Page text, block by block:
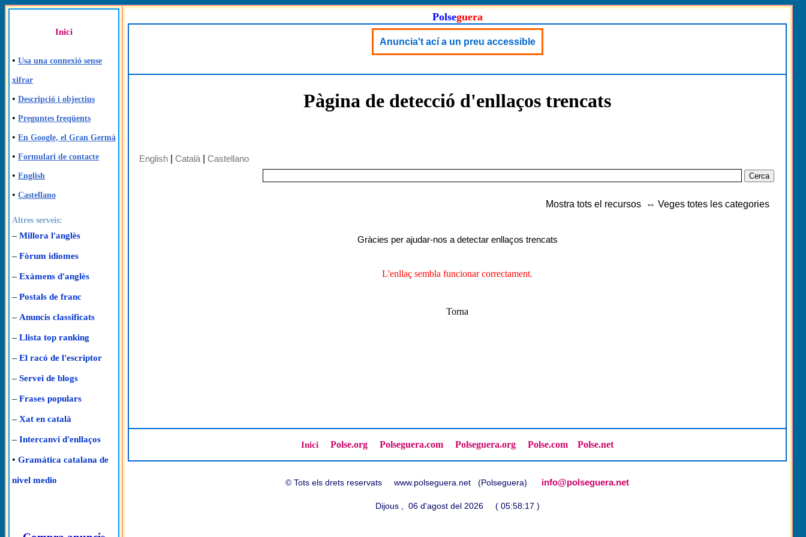
Inici
• Usa una connexió sense
xifrar
• Descripció i objectius
• Preguntes freqüents
• En Google, el Gran Germà
• Formulari de contacte
• English
• Castellano
Altres serveis:
– Millora l'anglès
– Fòrum idiomes
– Exàmens d'anglès
– Postals de franc
– Anuncis classificats
– Llista top ranking
– El racó de l'escriptor
– Servei de blogs
– Frases populars
– Xat en català
– Intercanvi d'enllaços
• Gramática catalana de
nivel medio
Polseguera
Anuncia't ací a un preu accessible
Pàgina de detecció d'enllaços trencats
English Català Castellano
Mostra tots el recursos ⇔ Veges totes les categories
Gràcies per ajudar-nos a detectar enllaços trencats
L'enllaç sembla funcionar correctament.
Torna
Inici Polse.org Polseguera.com Polseguera.org Polse.com Polse.net
© Tots els drets reservats www.polseguera.net (Polseguera) info@polseguera.net
Dijous , 06 d'agost del 2026 ( 05:58:17 )